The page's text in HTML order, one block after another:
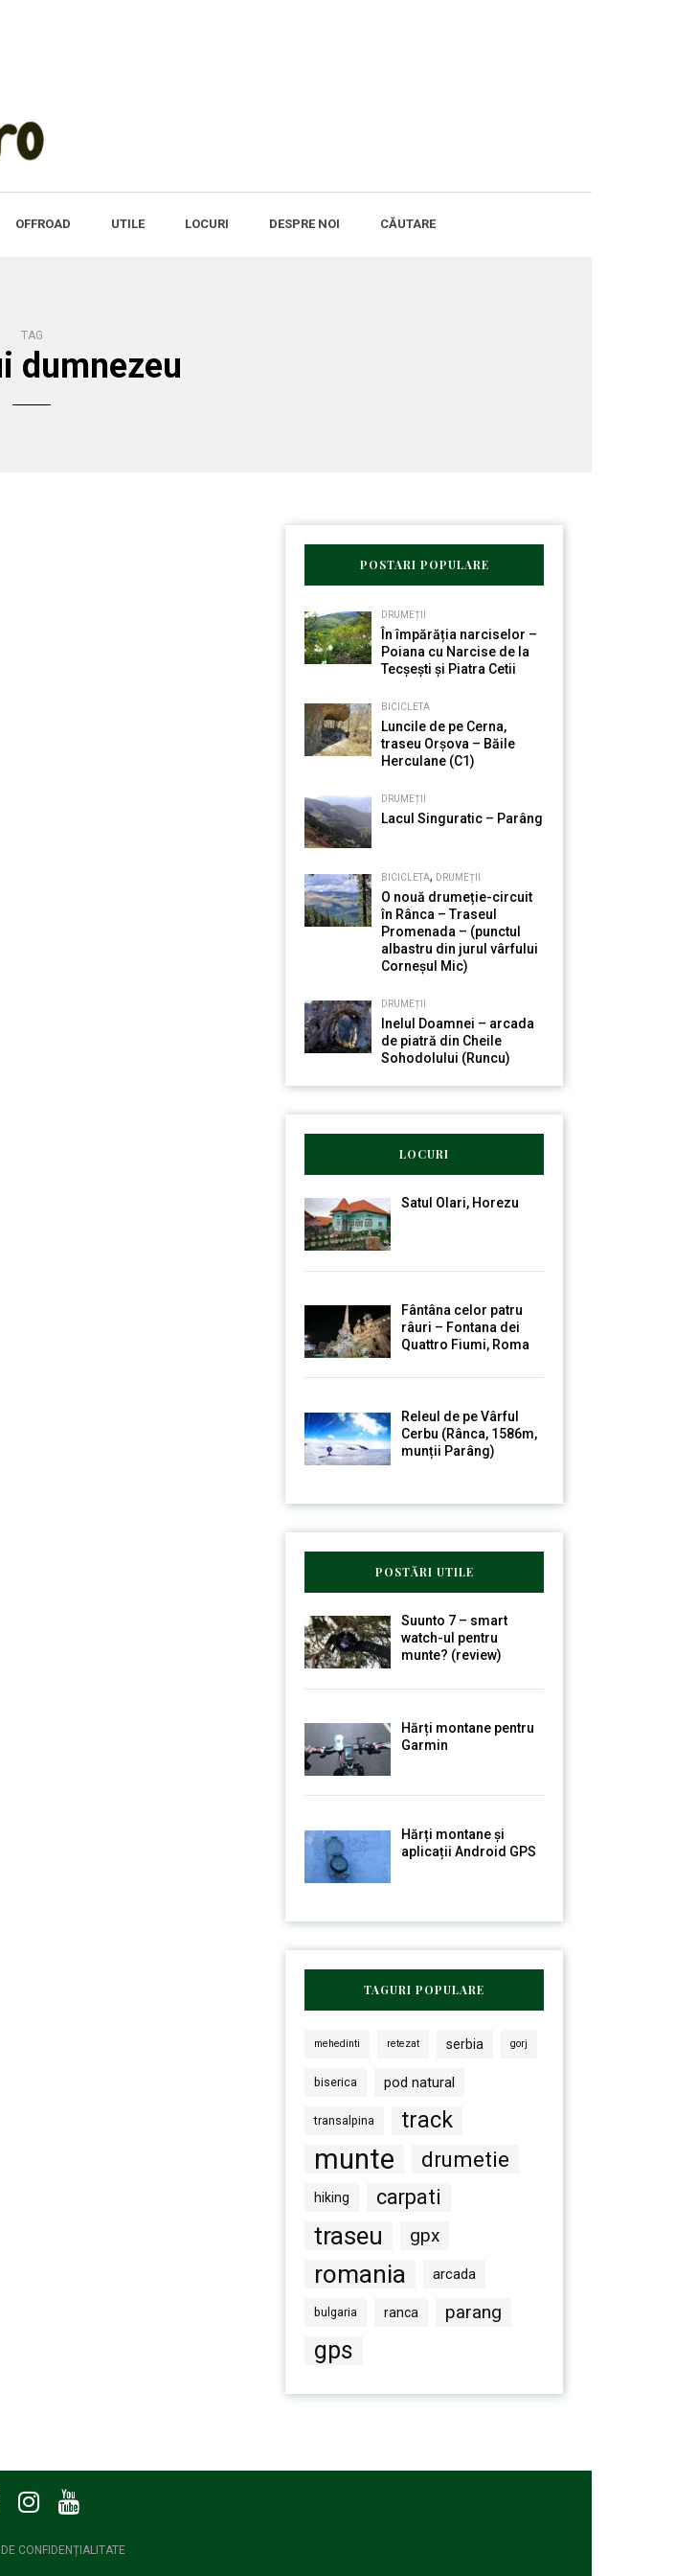
OFFROAD UTILE LOCURI DESPRE NOI CĂUTARE
TAG
dumnezeu
POSTARI POPULARE
DRUMEȚII
În împărăția narciselor –
Poiana cu Narcise de la
Tecșești și Piatra Cetii
BICICLETA
Luncile de pe Cerna,
traseu Orșova – Băile
Herculane (C1)
DRUMEȚII
Lacul Singuratic – Parâng
BICICLETA, DRUMEȚII
O nouă drumeție-circuit
în Rânca – Traseul
Promenada – (punctul
albastru din jurul vârfului
Corneșul Mic)
DRUMEȚII
Inelul Doamnei – arcada
de piatră din Cheile
Sohodolului (Runcu)
LOCURI
Satul Olari, Horezu
Fântâna celor patru
râuri – Fontana dei
Quattro Fiumi, Roma
Releul de pe Vârful
Cerbu (Rânca, 1586m,
munții Parâng)
POSTĂRI UTILE
Suunto 7 – smart
watch-ul pentru
munte? (review)
Hărți montane pentru
Garmin
Hărți montane și
aplicații Android GPS
TAGURI POPULARE
mehedinti retezat serbia gorj
biserica pod natural
transalpina track
munte drumetie
hiking carpati
traseu gpx
romania arcada
bulgaria ranca parang
gps
CONFIDENȚIALITATE